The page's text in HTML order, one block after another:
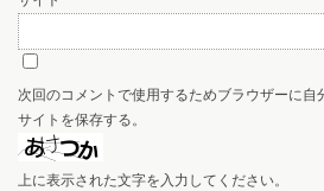
次回のコメントで使用するためブラウザーに自
サイトを保存する。
上に表示された文字を入力してください。